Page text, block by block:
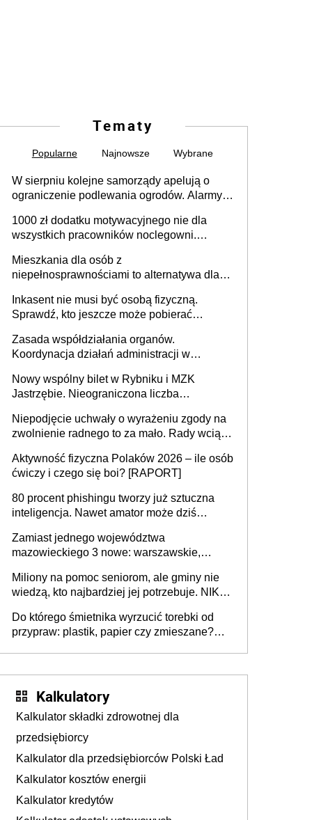
Tematy
Popularne Najnowsze Wybrane
W sierpniu kolejne samorządy apelują o
ograniczenie podlewania ogrodów. Alarmy w
może objąć cały kraj
1000 zł dodatku motywacyjnego nie dla
wszystkich pracowników noclegowni.
Mieszkania dla osób z
niepełnosprawnościami to alternatywa dla
samodzielnie lub z rodziną
Inkasent nie musi być osobą fizyczną.
Sprawdź, kto jeszcze może pobierać
Zasada współdziałania organów.
Koordynacja działań administracji w
Nowy wspólny bilet w Rybniku i MZK
Jastrzębie. Nieograniczona liczba
Niepodjęcie uchwały o wyrażeniu zgody na
zwolnienie radnego to za mało. Rady wciąż
rozstrzygać sprawy
Aktywność fizyczna Polaków 2026 – ile osób
ćwiczy i czego się boi? [RAPORT]
80 procent phishingu tworzy już sztuczna
inteligencja. Nawet amator może dziś
Zamiast jednego województwa
mazowieckiego 3 nowe: warszawskie,
Europie nie ma tak dużych jednostek
stołecznych
Miliony na pomoc seniorom, ale gminy nie
wiedzą, kto najbardziej jej potrzebuje. NIK
Do którego śmietnika wyrzucić torebki od
przypraw: plastik, papier czy zmieszane?
Kalkulatory
Kalkulator składki zdrowotnej dla
przedsiębiorcy
Kalkulator dla przedsiębiorców Polski Ład
Kalkulator kosztów energii
Kalkulator kredytów